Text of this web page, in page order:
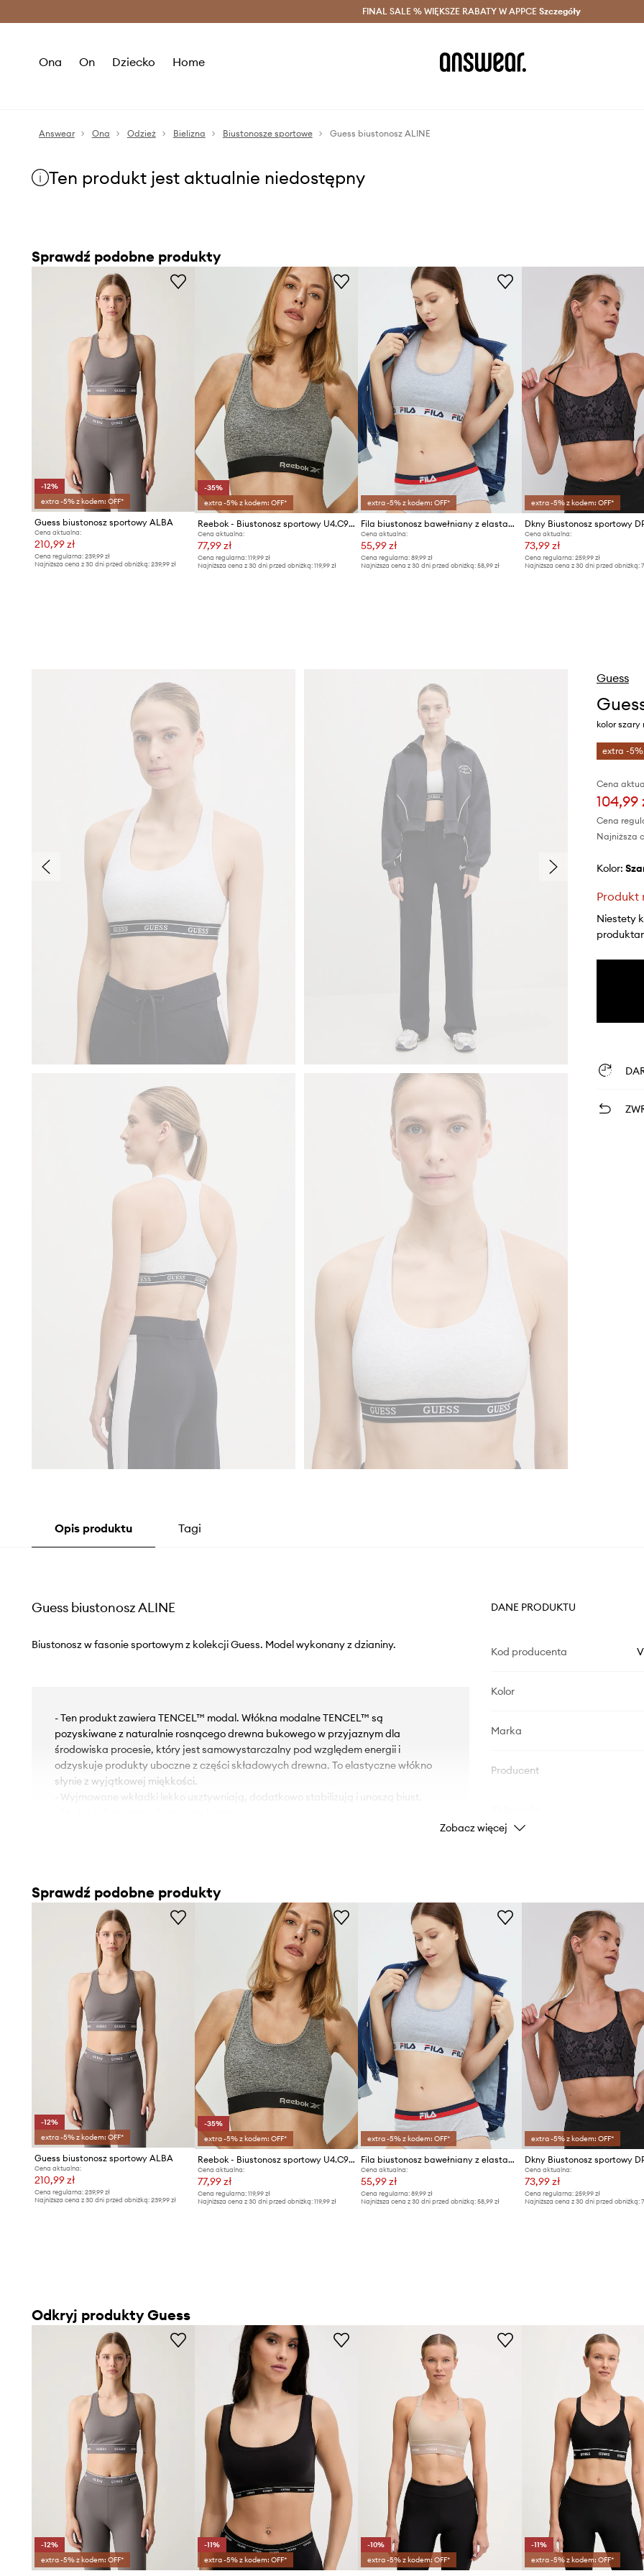
Oszczędzaj z Answear Club > Dostawa nawet w 24h >
FINAL SALE % WIĘKSZE RABATY W APPCE Szczegóły
Ona On Dziecko Home
Answear Ona Odzież Bielizna Biustonosze sportowe Guess biustonosz ALINE
Ten produkt jest aktualnie niedostępny
Sprawdź podobne produkty
-12%
extra -5% z kodem: OFF*
Guess biustonosz sportowy ALBA
Cena aktualna:
210,99 zł
Cena regularna: 239,99 zł
Najniższa cena z 30 dni przed obniżką: 239,99 zł
-35%
extra -5% z kodem: OFF*
Reebok - Biustonosz sportowy U4.C9515
Cena aktualna:
77,99 zł
Cena regularna:119,99 zł
Najniższa cena z 30 dni przed obniżką:119,99 zł
extra -5% z kodem: OFF*
Fila biustonosz bawełniany z elastanem
Cena aktualna:
55,99 zł
Cena regularna: 89,99 zł
Najniższa cena z 30 dni przed obniżką: 58,99 zł
extra -5% z kodem: OFF*
Dkny Biustonosz sportowy
Cena aktualna:
73,99 zł
Cena regularna: 259,99 zł
Najniższa cena z 30 dni przed obniżką:
Guess
kolor szary
extra -5%
Cena
104,99
Cena
Najniższa
Kolor:
Produkt
Niestety
Opis produktu Tagi
Guess biustonosz ALINE
Biustonosz w fasonie sportowym z kolekcji Guess. Model wykonany z dzianiny.
- Ten produkt zawiera TENCEL™ modal. Włókna modalne TENCEL™ są
pozyskiwane z naturalnie rosnącego drewna bukowego w przyjaznym dla
środowiska procesie, który jest samowystarczalny pod względem energii i
odzyskuje produkty uboczne z części składowych drewna. To elastyczne włókno
słynie z wyjątkowej miękkości.
- Wyjmowane wkładki lekko usztywniają, dodatkowo stabilizują i unoszą biust.
DANE PRODUKTU
Kod producenta
Kolor
Marka
Producent
Zobacz więcej
Sprawdź podobne produkty
-12%
extra -5% z kodem: OFF*
Guess biustonosz sportowy ALBA
Cena aktualna:
210,99 zł
Cena regularna: 239,99 zł
Najniższa cena z 30 dni przed obniżką: 239,99 zł
-35%
extra -5% z kodem: OFF*
Reebok - Biustonosz sportowy U4.C9515
Cena aktualna:
77,99 zł
Cena regularna:119,99 zł
Najniższa cena z 30 dni przed obniżką:119,99 zł
extra -5% z kodem: OFF*
Fila biustonosz bawełniany z elastanem
Cena aktualna:
55,99 zł
Cena regularna: 89,99 zł
Najniższa cena z 30 dni przed obniżką: 58,99 zł
extra -5% z kodem: OFF*
Dkny Biustonosz sportowy
Cena aktualna:
73,99 zł
Cena regularna: 259,99 zł
Najniższa cena z 30 dni przed obniżką:
Odkryj produkty Guess
-12%
extra -5% z kodem: OFF*
-11%
extra -5% z kodem: OFF*
-10%
extra -5% z kodem: OFF*
-11%
extra -5% z kodem: OFF*